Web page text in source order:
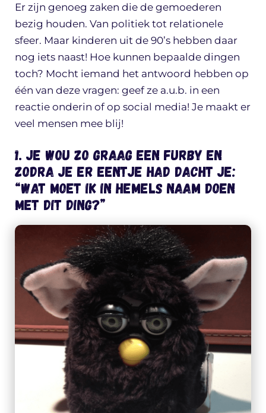
Er zijn genoeg zaken die de gemoederen
bezig houden. Van politiek tot relationele
sfeer. Maar kinderen uit de 90’s hebben daar
nog iets naast! Hoe kunnen bepaalde dingen
toch? Mocht iemand het antwoord hebben op
één van deze vragen: geef ze a.u.b. in een
reactie onderin of op social media! Je maakt er
veel mensen mee blij!
1. Je wou zo graag een furby en
zodra je er eentje had dacht je:
“Wat moet ik in hemels naam doen
met dit ding?”